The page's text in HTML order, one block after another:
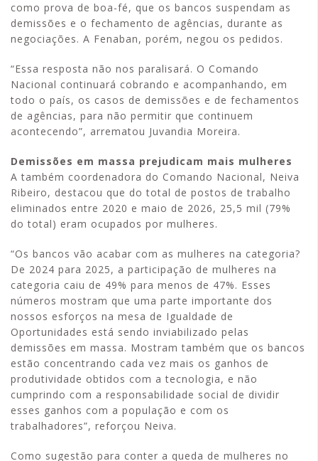
como prova de boa-fé, que os bancos suspendam as
demissões e o fechamento de agências, durante as
negociações. A Fenaban, porém, negou os pedidos.
“Essa resposta não nos paralisará. O Comando
Nacional continuará cobrando e acompanhando, em
todo o país, os casos de demissões e de fechamentos
de agências, para não permitir que continuem
acontecendo”, arrematou Juvandia Moreira.
Demissões em massa prejudicam mais mulheres
A também coordenadora do Comando Nacional, Neiva
Ribeiro, destacou que do total de postos de trabalho
eliminados entre 2020 e maio de 2026, 25,5 mil (79%
do total) eram ocupados por mulheres.
“Os bancos vão acabar com as mulheres na categoria?
De 2024 para 2025, a participação de mulheres na
categoria caiu de 49% para menos de 47%. Esses
números mostram que uma parte importante dos
nossos esforços na mesa de Igualdade de
Oportunidades está sendo inviabilizado pelas
demissões em massa. Mostram também que os bancos
estão concentrando cada vez mais os ganhos de
produtividade obtidos com a tecnologia, e não
cumprindo com a responsabilidade social de dividir
esses ganhos com a população e com os
trabalhadores”, reforçou Neiva.
Como sugestão para conter a queda de mulheres no